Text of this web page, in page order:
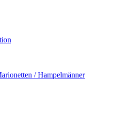
/ Hampelmänner